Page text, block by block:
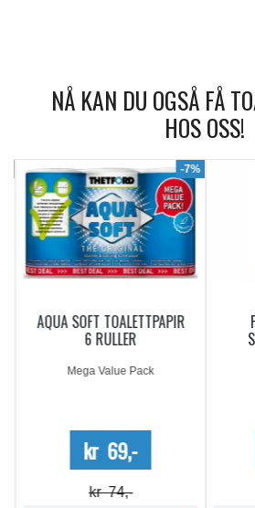
NÅ KAN DU OGSÅ FÅ
HOS OSS!
-7%
AQUA SOFT TOALETTPAPIR
6 RULLER
Mega Value Pack
kr 69,-
kr 74,-